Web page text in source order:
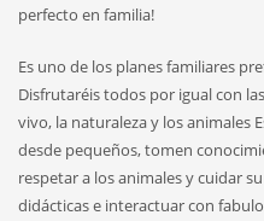
perfecto en familia!
Es uno de los planes familiares
Disfrutaréis todos por igual con
vivo, la naturaleza y los animales
desde pequeños, tomen
respetar a los animales y cuidar
didácticas e interactuar con